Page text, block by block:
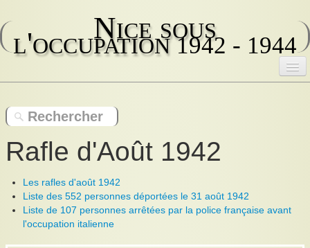
Nice sous
l'occupation1942 - 1944
Rôle des fonctionnaires de police
La collaboration
Arrestations
Rafle d'Août 1942
Les rafles d'août 1942
Liste des 552 personnes déportées le 31 août 1942
Liste de 107 personnes arrêtées par la police française avant
l'occupation italienne